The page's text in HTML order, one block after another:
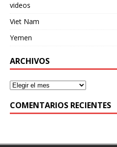
videos
Viet Nam
Yemen
ARCHIVOS
COMENTARIOS RECIENTES